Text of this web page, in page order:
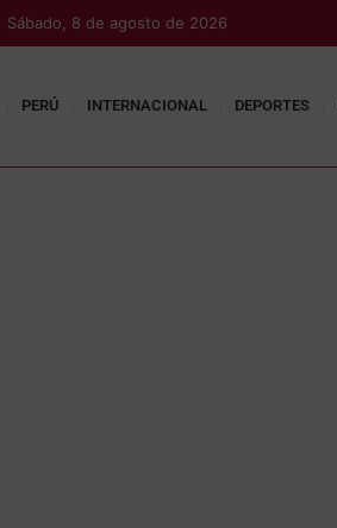
Sábado, 8 de agosto de 2026
PERÚ INTERNACIONAL DEPORTES